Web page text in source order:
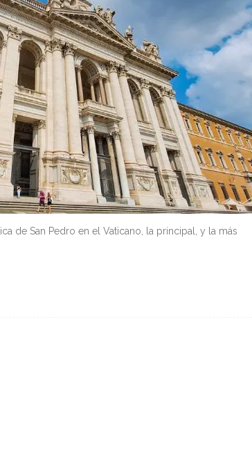
de San Pedro en el Vaticano, la principal, y la más